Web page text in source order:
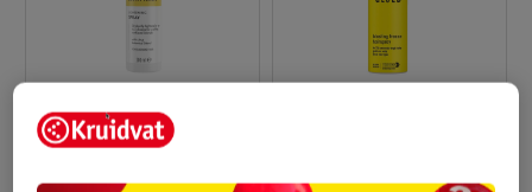
John Frieda Sheer
Blonde Go Blonder
13.
Freeze Haarspray